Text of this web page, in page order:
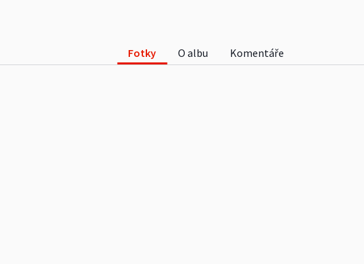
Fotky O albu Komentáře